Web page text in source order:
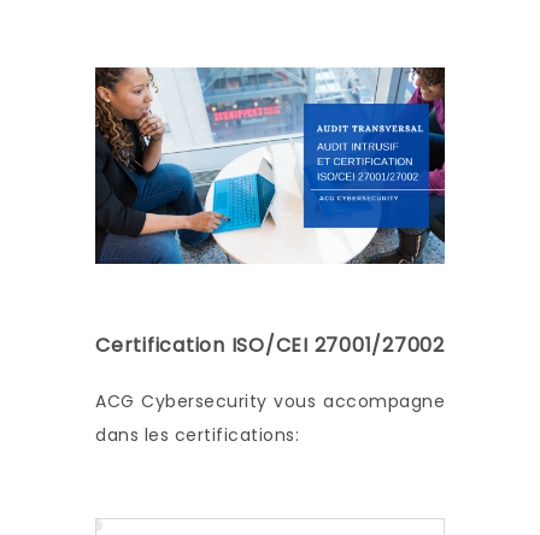
Certification ISO/CEI 27001/27002
ACG Cybersecurity vous accompagne
dans les certifications: